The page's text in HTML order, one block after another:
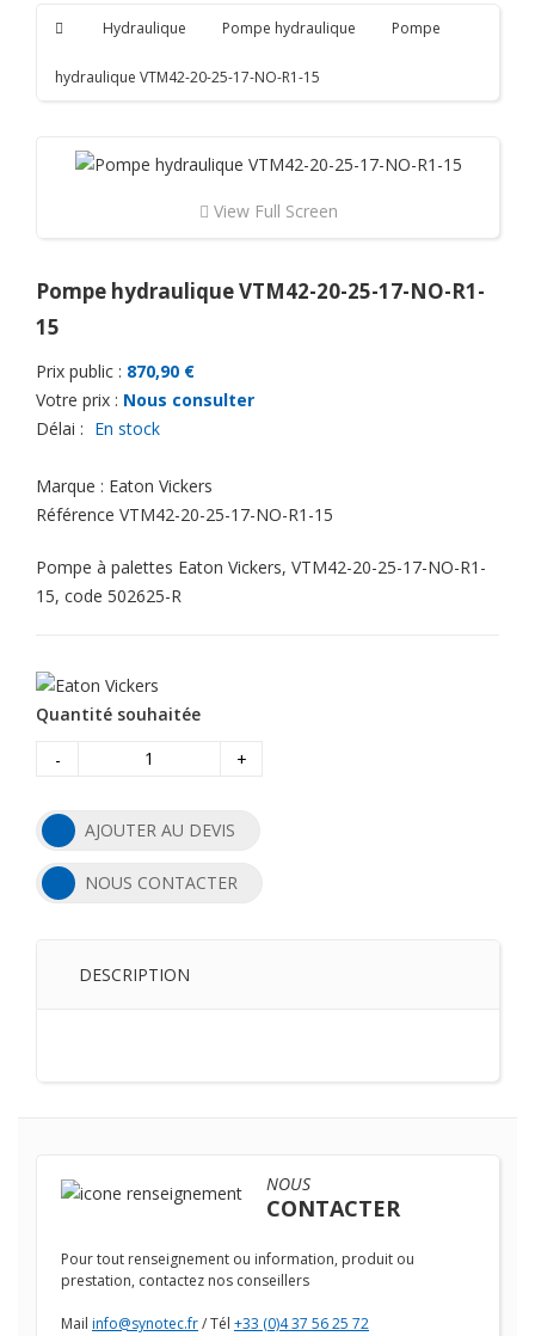
Hydraulique Pompe hydraulique Pompe
hydraulique VTM42-20-25-17-NO-R1-15
View Full Screen
Pompe hydraulique VTM42-20-25-17-NO-R1-
15
Prix public : 870,90 €
Votre prix : Nous consulter
Délai : En stock
Marque : Eaton Vickers
Référence VTM42-20-25-17-NO-R1-15
Pompe à palettes Eaton Vickers, VTM42-20-25-17-NO-R1-
15, code 502625-R
Quantité souhaitée
-
+
AJOUTER AU DEVIS
NOUS CONTACTER
DESCRIPTION
NOUS
CONTACTER
Pour tout renseignement ou information, produit ou
prestation, contactez nos conseillers
Mail info@synotec.fr/ Tél +33 (0)4 37 56 25 72